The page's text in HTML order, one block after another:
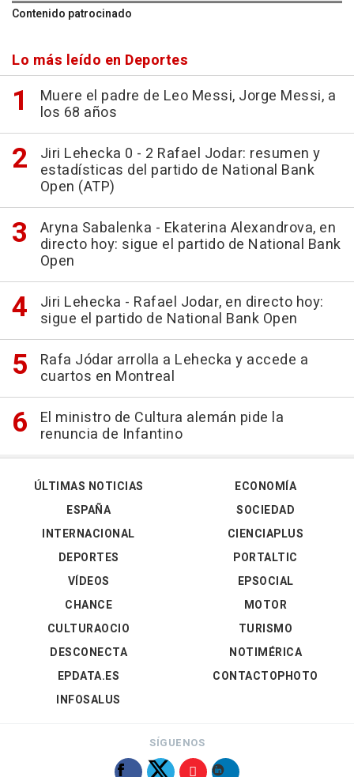
Contenido patrocinado
Lo más leído en Deportes
Muere el padre de Leo Messi, Jorge Messi, a
los 68 años
Jiri Lehecka 0 - 2 Rafael Jodar: resumen y
estadísticas del partido de National Bank
Open (ATP)
Aryna Sabalenka - Ekaterina Alexandrova, en
directo hoy: sigue el partido de National Bank
Open
Jiri Lehecka - Rafael Jodar, en directo hoy:
sigue el partido de National Bank Open
Rafa Jódar arrolla a Lehecka y accede a
cuartos en Montreal
El ministro de Cultura alemán pide la
renuncia de Infantino
ÚLTIMAS NOTICIAS
ESPAÑA
INTERNACIONAL
DEPORTES
VÍDEOS
ECONOMÍA
SOCIEDAD
CIENCIAPLUS
PORTALTIC
EPSOCIAL
CHANCE
CULTURAOCIO
DESCONECTA
EPDATA.ES
INFOSALUS
MOTOR
TURISMO
NOTIMÉRICA
CONTACTOPHOTO
SÍGUENOS